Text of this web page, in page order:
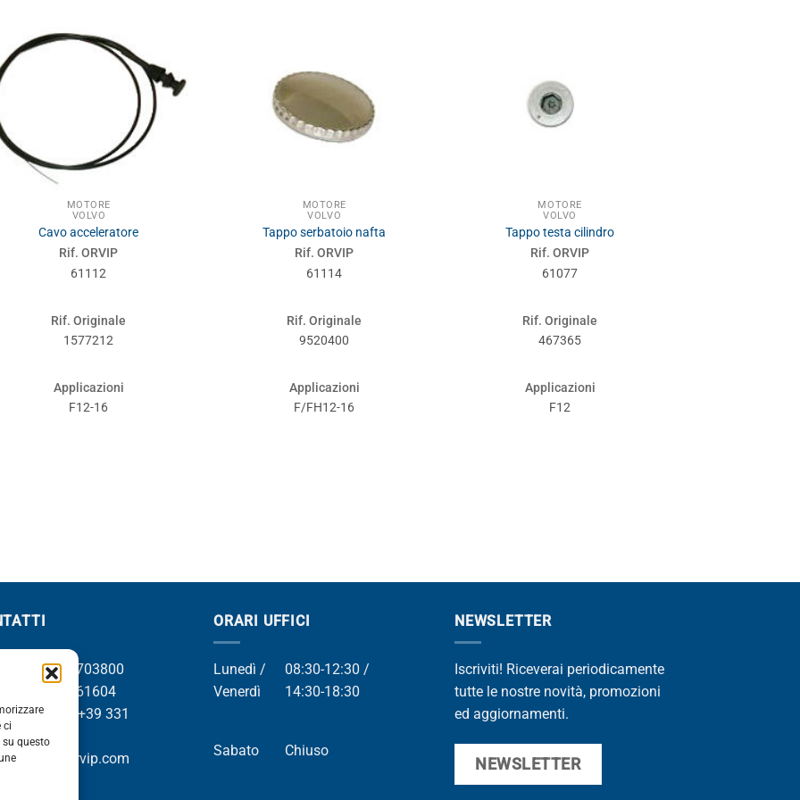
ci
questo
MOTORE
VOLVO
Cavo acceleratore
Rif. ORVIP
61112
Rif. Originale
1577212
Applicazioni
F12-16
MOTORE
VOLVO
Tappo serbatoio nafta
Rif. ORVIP
61114
Rif. Originale
9520400
Applicazioni
F/FH12-16
MOTORE
VOLVO
Tappo testa cilindro
Rif. ORVIP
61077
Rif. Originale
467365
Applicazioni
F12
+39 049 8703800
+39 049 761604
Whatsapp +39 331
info@orvip.com
ORARI UFFICI
Lunedì /
Venerdì
08:30-12:30 /
14:30-18:30
Sabato Chiuso
NEWSLETTER
Iscriviti! Riceverai periodicamente
tutte le nostre novità, promozioni
ed aggiornamenti.
NEWSLETTER